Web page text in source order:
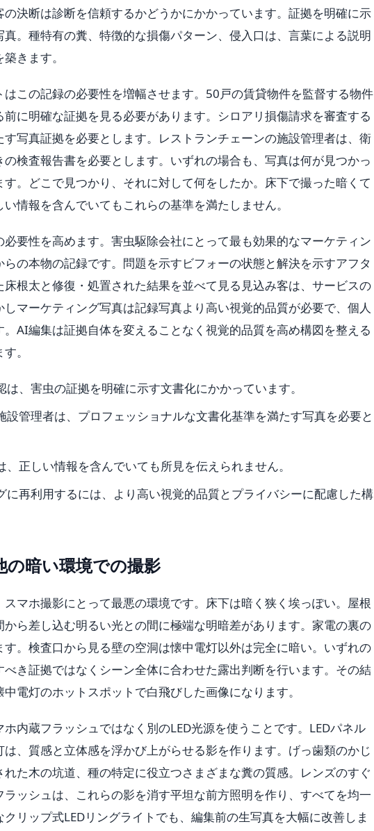
決断は診断を信頼するかどうかにかかっています。証拠を明確に示
。種特有の糞、特徴的な損傷パターン、侵入口は、言葉による説明
きます。
この記録の必要性を増幅させます。50戸の賃貸物件を監督する物件
に明確な証拠を見る必要があります。シロアリ損傷請求を審査する
写真証拠を必要とします。レストランチェーンの施設管理者は、衛
検査報告書を必要とします。いずれの場合も、写真は何が見つかっ
。どこで見つかり、それに対して何をしたか。床下で撮った暗くて
情報を含んでいてもこれらの基準を満たしません。
要性を高めます。害虫駆除会社にとって最も効果的なマーケティン
の本物の記録です。問題を示すビフォーの状態と解決を示すアフタ
根太と修復・処置された結果を並べて見る見込み客は、サービスの
マーケティング写真は記録写真より高い視覚的品質が必要で、個人
AI編集は証拠自体を変えることなく視覚的品質を高め構図を整える
。
、害虫の証拠を明確に示す文書化にかかっています。
設管理者は、プロフェッショナルな文書化基準を満たす写真を必要と
正しい情報を含んでいても所見を伝えられません。
に再利用するには、より高い視覚的品質とプライバシーに配慮した構
の暗い環境での撮影
マホ撮影にとって最悪の環境です。床下は暗く狭く埃っぽい。屋根
ら差し込む明るい光との間に極端な明暗差があります。家電の裏の
。検査口から見る壁の空洞は懐中電灯以外は完全に暗い。いずれの
き証拠ではなくシーン全体に合わせた露出判断を行います。その結
電灯のホットスポットで白飛びした画像になります。
内蔵フラッシュではなく別のLED光源を使うことです。LEDパネル
、質感と立体感を浮かび上がらせる影を作ります。げっ歯類のかじ
た木の坑道、種の特定に役立つさまざまな糞の質感。レンズのすぐ
ッシュは、これらの影を消す平坦な前方照明を作り、すべてを均一
リップ式LEDリングライトでも、編集前の生写真を大幅に改善しま